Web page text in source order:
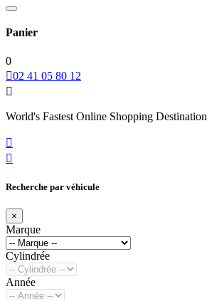
Panier
0
02 41 05 80 12

World's Fastest Online Shopping Destination


Recherche par véhicule
×
Marque
Cylindrée
Année